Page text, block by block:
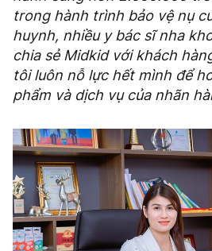
trong hành trình bảo vệ nụ
huynh, nhiều y bác sĩ nha
chia sẻ Midkid với khách
tôi luôn nỗ lực hết mình để
phẩm và dịch vụ của nhãn